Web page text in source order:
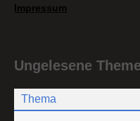
Impressum
Ungelesene
Thema